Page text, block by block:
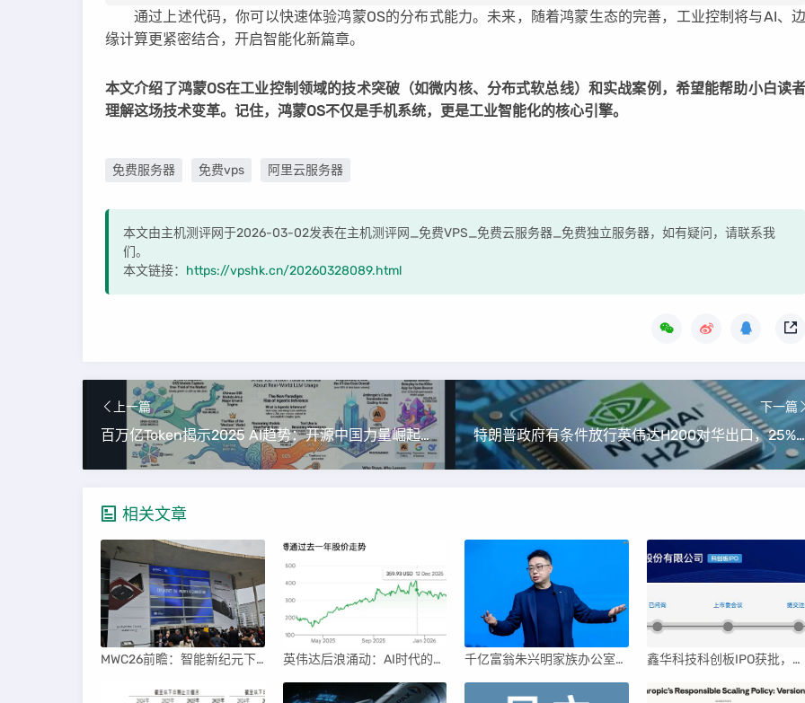
通过上述代码，你可以快速体验鸿蒙OS的分布式能力。未来，随着鸿蒙生态的完善，工业控制将与AI、边
缘计算更紧密结合，开启智能化新篇章。
本文介绍了鸿蒙OS在工业控制领域的技术突破（如微内核、分布式软总线）和实战案例，希望能帮助小白读者
理解这场技术变革。记住，鸿蒙OS不仅是手机系统，更是工业智能化的核心引擎。
免费服务器 免费vps 阿里云服务器
本文由主机测评网于2026-03-02发表在主机测评网_免费VPS_免费云服务器_免费独立服务器，如有疑问，请联系我
们。
本文链接： https://vpshk.cn/20260328089.html
上一篇
百万亿Token揭示2025 AI趋势：开源中国力量崛起，推理编程成主流
下一篇
特朗普政府有条件放行英伟达H200对华出口，25%分成条款引发关注
相关文章
MWC26前瞻：智能新纪元下的科技盛宴 英伟达后浪涌动：AI时代的新王者与隐忧 千亿富翁朱兴明家族办公室进军VC圈 鑫华科技科创板IPO获批，领跑国内半导体材料市场